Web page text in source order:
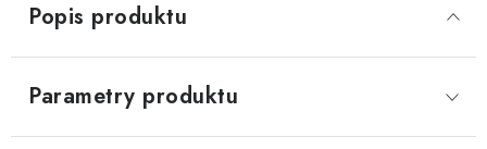
Popis produktu
Parametry produktu